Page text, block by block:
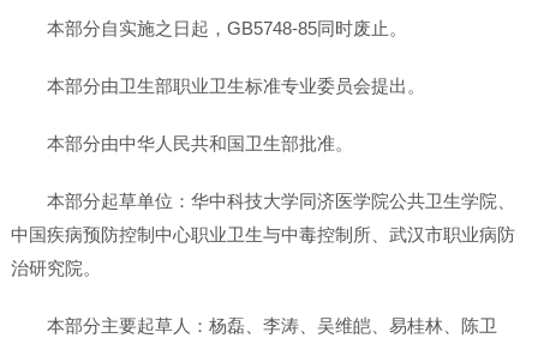
本部分自实施之日起，GB5748-85同时废止。
本部分由卫生部职业卫生标准专业委员会提出。
本部分由中华人民共和国卫生部批准。
本部分起草单位：华中科技大学同济医学院公共卫生学院、
中国疾病预防控制中心职业卫生与中毒控制所、武汉市职业病防
治研究院。
本部分主要起草人：杨磊、李涛、吴维皑、易桂林、陈卫